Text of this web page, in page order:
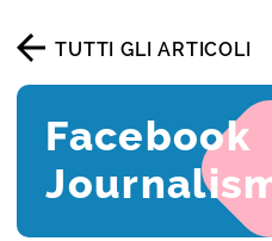
TUTTI GLI ARTICOLI
Facebook